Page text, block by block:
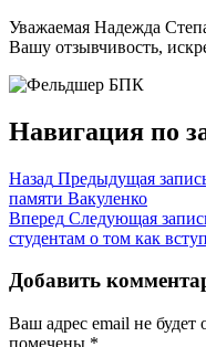
Уважаемая Надежда
Вашу отзывчивость,
Навигация по
Назад Предыдущая
памяти Вакуленко
Вперед Следующая
студентам о том как
Добавить
Ваш адрес email не будет
помечены *